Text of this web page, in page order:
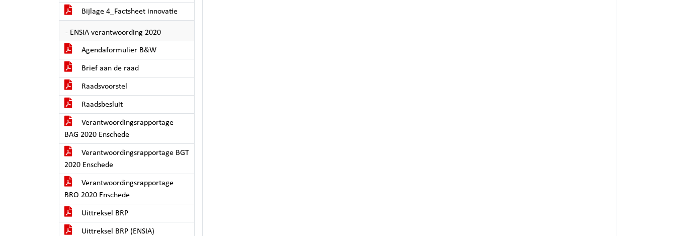
Bijlage 4_Factsheet innovatie
- ENSIA verantwoording 2020
Agendaformulier B&W
Brief aan de raad
Raadsvoorstel
Raadsbesluit
Verantwoordingsrapportage
BAG 2020 Enschede
Verantwoordingsrapportage BGT
2020 Enschede
Verantwoordingsrapportage
BRO 2020 Enschede
Uittreksel BRP
Uittreksel BRP (ENSIA)